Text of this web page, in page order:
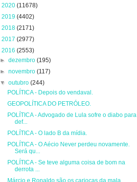
2020 (11678)
2019 (4402)
2018 (2171)
2017 (2977)
2016 (2553)
►dezembro(195)
►novembro(117)
▼outubro(244)
POLÍTICA - Depois do vendaval.
GEOPOLÍTICA DO PETRÓLEO.
POLÍTICA - Advogado de Lula sofre o diabo para
def...
POLÍTICA - O lado B da mídia.
POLÍTICA - O Aécio Never perdeu novamente.
Será qu...
POLÍTICA - Se teve alguma coisa de bom na
derrota ...